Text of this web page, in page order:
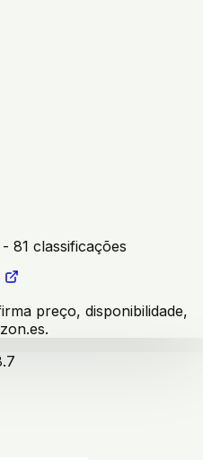
- 81 classificações
preço, disponibilidade,